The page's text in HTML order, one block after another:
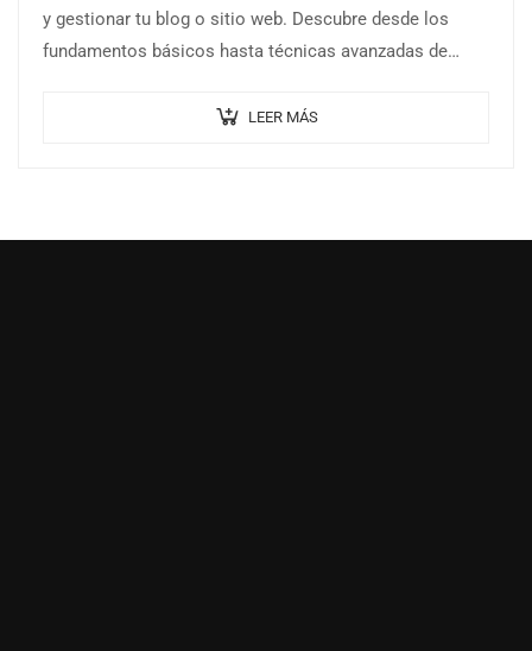
y gestionar tu blog o sitio web. Descubre desde los
fundamentos básicos hasta técnicas avanzadas de
LEER MÁS